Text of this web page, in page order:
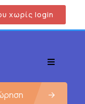
χωρίς login